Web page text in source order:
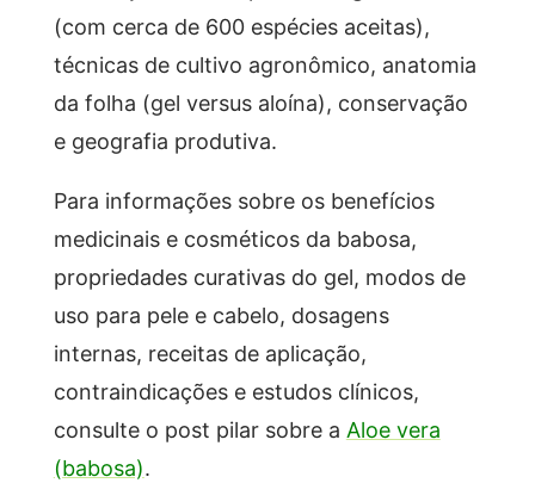
(com cerca de 600 espécies aceitas),
técnicas de cultivo agronômico, anatomia
da folha (gel versus aloína), conservação
e geografia produtiva.
Para informações sobre os benefícios
medicinais e cosméticos da babosa,
propriedades curativas do gel, modos de
uso para pele e cabelo, dosagens
internas, receitas de aplicação,
contraindicações e estudos clínicos,
consulte o post pilar sobre a Aloe vera
(babosa).